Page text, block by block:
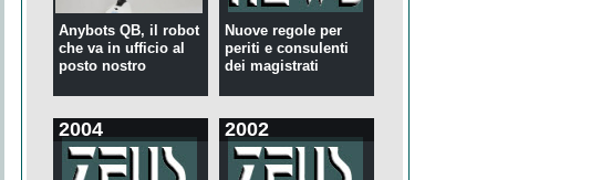
Anybots QB, il robot
che va in ufficio al
posto nostro
Nuove regole per
periti e consulenti
dei magistrati
2004 2002